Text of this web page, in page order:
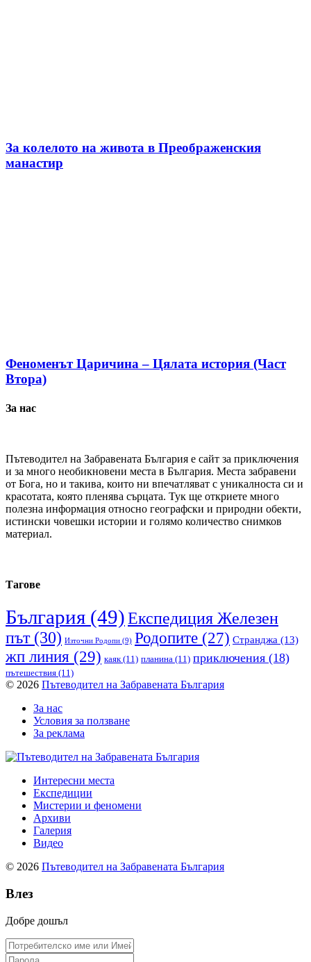
За колелото на живота в Преображенския
манастир
Феноменът Царичина – Цялата история (Част
Втора)
За нас
Пътеводител на Забравената България е сайт за приключения
и за много необикновени места в България. Места забравени
от Бога, но и такива, които ни впечатляват с уникалноста си и
красотата, която пленява сърцата. Тук ще откриете много
полезна информация относно географски и природни обекти,
истински човешки истории и голямо количество снимков
материал.
Тагове
България (49)Експедиция Железен
път(30) Източни Родопи (9) Родопите (27) Странджа (13)
жп линия (29) каяк(11) планина (11) приключения (18)
пътешествия (11)
© 2026 Пътеводител на Забравената България
За нас
Условия за ползване
За реклама
Интересни места
Експедиции
Мистерии и феномени
Архиви
Галерия
Видео
© 2026 Пътеводител на Забравената България
Влез
Добре дошъл